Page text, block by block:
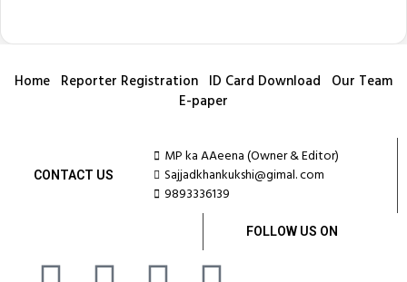
Home Reporter Registration ID Card Download Our Team
E-paper
CONTACT US
MP ka AAeena (Owner & Editor)
Sajjadkhankukshi@gimal. com
9893336139
FOLLOW US ON